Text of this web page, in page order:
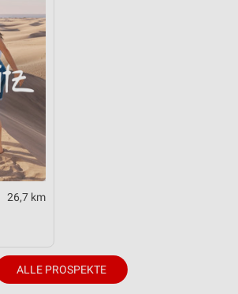
26,7 km
ALLE PROSPEKTE